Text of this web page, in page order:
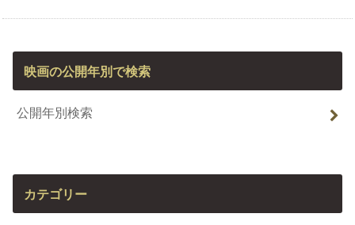
映画の公開年別で検索
公開年別検索
カテゴリー